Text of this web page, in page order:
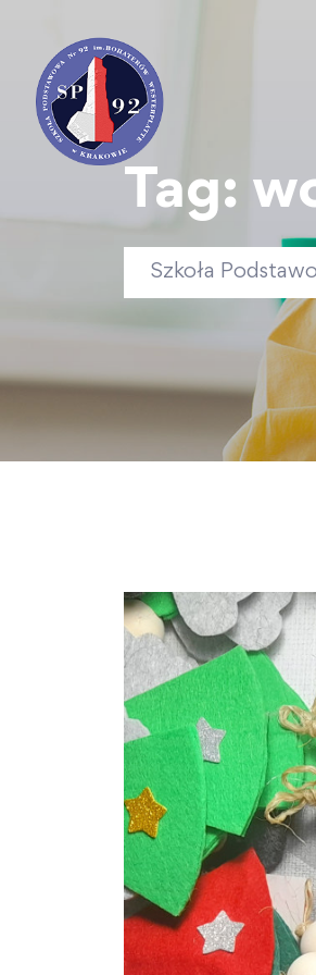
Tag:
Szkoła